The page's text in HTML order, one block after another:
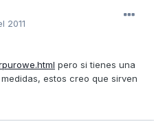
2011
pero si tienes una
estos creo que sirven